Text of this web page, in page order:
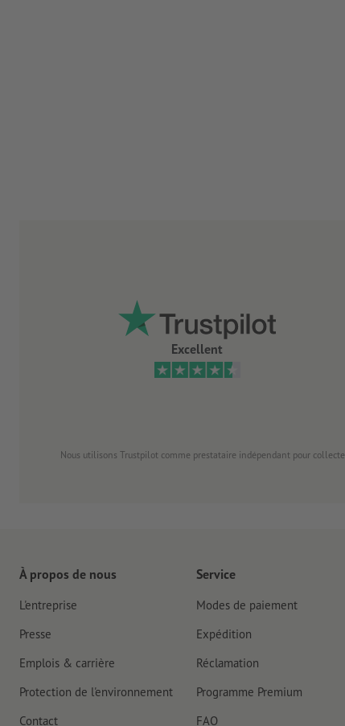
Excellent
Nous utilisons Trustpilot comme prestataire indépendant pour
À propos de nous
L'entreprise
Presse
Emplois & carrière
Protection de l'environnement
Contact
Service
Modes de paiement
Expédition
Réclamation
Programme Premium
FAQ